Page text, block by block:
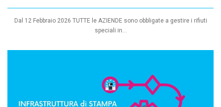
Dal 12 Febbraio 2026 TUTTE le AZIENDE sono obbligate a gestire i rifiuti
speciali in...